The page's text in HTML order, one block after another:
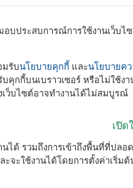
อบประสบการณ์การใช้งานเว็บ
มรับนโยบายคุกกี้ และนโยบายค
กกี้บนเบราวเซอร์ หรือไม่ใช้งา
ว็บไซต์อาจทำงานได้ไม่สมบูรณ์
เปิด
ได้ รวมถึงการเข้าถึงพื้นที่ที่ปลอ
จะใช้งานได้โดยการตั้งค่าเริ่ม